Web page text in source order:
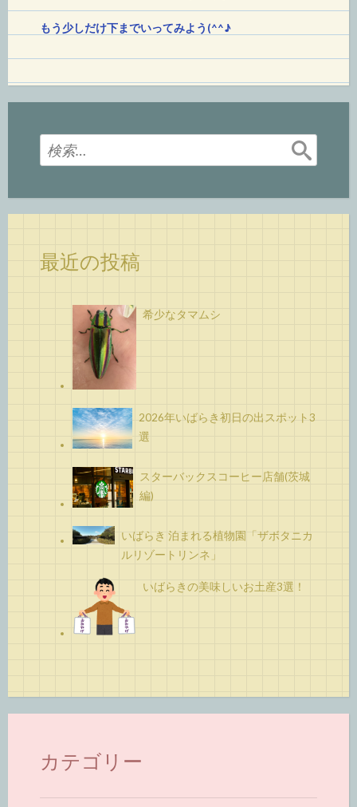
もう少しだけ下までいってみよう(^^♪
索:
最近の投稿
希少なタマムシ
2026年いばらき初日の出スポット3
選
スターバックスコーヒー店舗(茨城
編)
いばらき 泊まれる植物園「ザボタニカ
ルリゾートリンネ」
いばらきの美味しいお土産3選！
カテゴリー